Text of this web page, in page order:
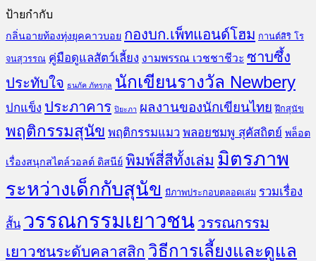
ป้ายกำกับ
กลิ่นอายท้องทุ่งยุคคาวบอย กองบก.เพ็ทแอนด์โฮม กานต์สิริ โร
จนสุวรรณ คู่มือดูแลสัตว์เลี้ยง งามพรรณ เวชชาชีวะ ซาบซึ้ง
ประทับใจ ธนภัค ภัทรกุล นักเขียนรางวัล Newbery
ปกแข็ง ประภาคาร ปิยะภา ผลงานของนักเขียนไทย ฝึกสุนัข
พฤติกรรมสุนัข พฤติกรรมแมว พลอยชมพู สุคัสถิตย์ พล็อต
เรื่องสนุกสไตล์วอลต์ ดิสนีย์ พิมพ์สี่สีทั้งเล่ม มิตรภาพ
ระหว่างเด็กกับสุนัข มีภาพประกอบตลอดเล่ม รวมเรื่อง
สั้น วรรณกรรมเยาวชน วรรณกรรม
เยาวชนระดับคลาสสิก วิธีการเลี้ยงและดูแล